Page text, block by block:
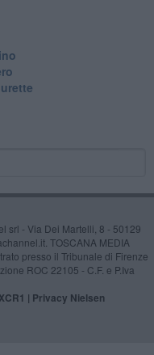
srl - Via Dei Martelli, 8 - 50129
TOSCANA MEDIA
presso il Tribunale di Firenze
ROC 22105 - C.F. e P.Iva
| Privacy Nielsen